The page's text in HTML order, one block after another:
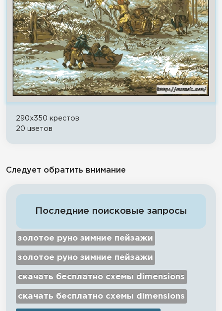
290x350 крестов
20 цветов
Следует обратить внимание
Последние поисковые запросы
золотое руно зимние пейзажи
золотое руно зимние пейзажи
скачать бесплатно схемы dimensions
скачать бесплатно схемы dimensions